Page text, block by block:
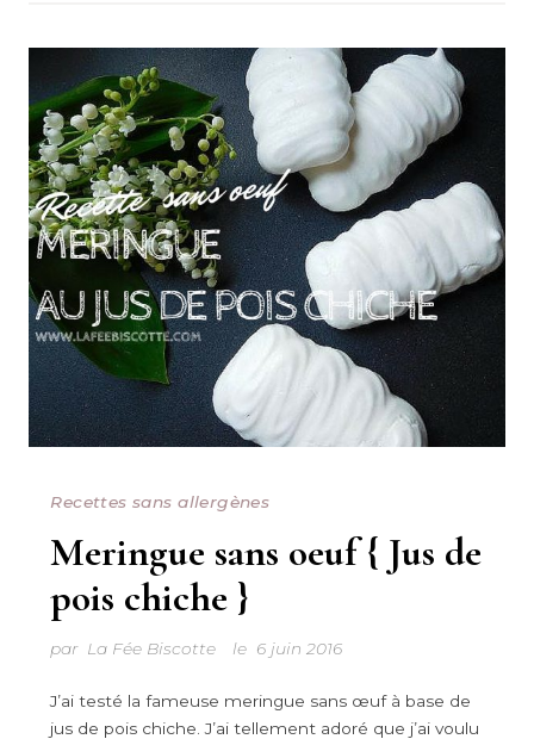
Recettes sans allergènes
Meringue sans oeuf { Jus de
pois chiche }
par La Fée Biscotte le 6 juin 2016
J’ai testé la fameuse meringue sans œuf à base de
jus de pois chiche. J’ai tellement adoré que j’ai voulu